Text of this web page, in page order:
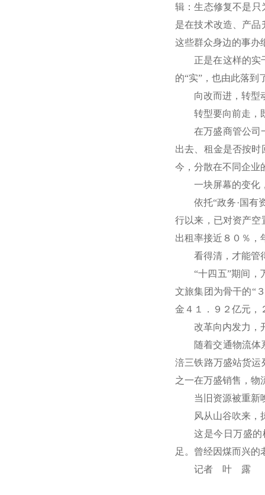
辑：生态修复不是只
是在技术改造、产
这些群众身边的事办
正是在这样的实
的“实”，也由此落到
向改而进，转型
转型要向前走，
在万盛商管公司
出去、租金是否按
今，分散在不同企业
一块屏幕的变化
依托“政务·国有
行以来，已对资产空
出租率接近８０％，
看得清，才能管
“十四五”期间
文旅集团为骨干的“
金４１．９２亿元，
改革向内发力，
随着交通物流
涪三铁路万盛站货运
之一在万盛销售，物
当旧资源被重新
风从山谷吹来，
这是今日万盛
足。曾经因煤而兴的
记者 叶 露